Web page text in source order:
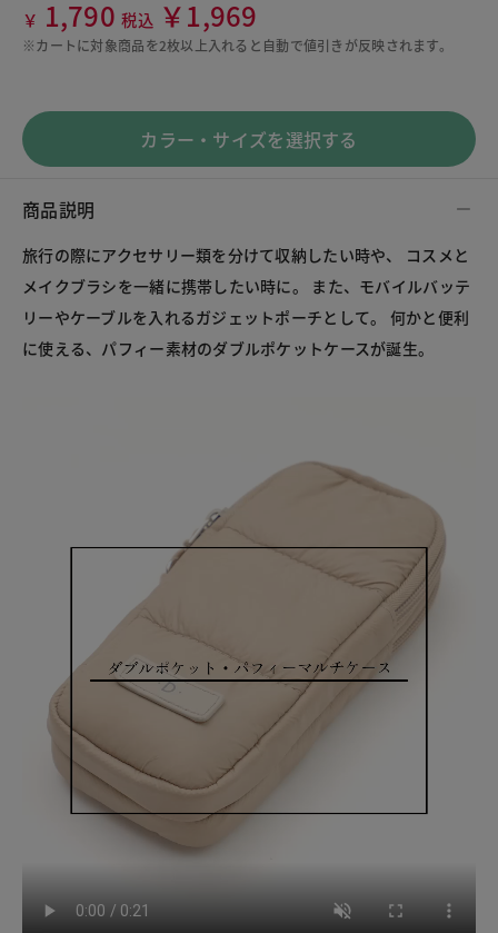
￥ 1,790 税込 ￥1,969
※カートに対象商品を2枚以上入れると自動で値引きが反映されます。
カラー・サイズを選択する
商品説明
旅行の際にアクセサリー類を分けて収納したい時や、 コスメと
メイクブラシを一緒に携帯したい時に。 また、モバイルバッテ
リーやケーブルを入れるガジェットポーチとして。 何かと便利
に使える、パフィー素材のダブルポケットケースが誕生。